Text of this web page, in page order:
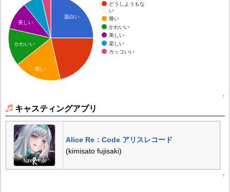
どうしようもな
い
尊い
かわいい
美しい
楽しい
カッコいい
面白い
美しい
かわいい
尊い
↑
キャスティングアプリ
Alice Re：Code アリスレコード
(kimisato fujisaki)
↑